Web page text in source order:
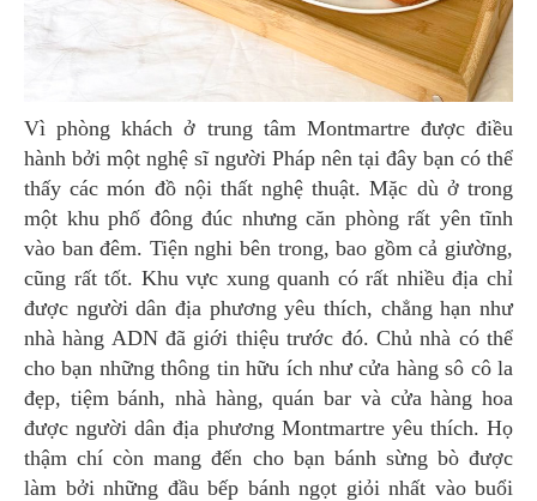
Vì phòng khách ở trung tâm Montmartre được điều
hành bởi một nghệ sĩ người Pháp nên tại đây bạn có thể
thấy các món đồ nội thất nghệ thuật. Mặc dù ở trong
một khu phố đông đúc nhưng căn phòng rất yên tĩnh
vào ban đêm. Tiện nghi bên trong, bao gồm cả giường,
cũng rất tốt. Khu vực xung quanh có rất nhiều địa chỉ
được người dân địa phương yêu thích, chẳng hạn như
nhà hàng ADN đã giới thiệu trước đó. Chủ nhà có thể
cho bạn những thông tin hữu ích như cửa hàng sô cô la
đẹp, tiệm bánh, nhà hàng, quán bar và cửa hàng hoa
được người dân địa phương Montmartre yêu thích. Họ
thậm chí còn mang đến cho bạn bánh sừng bò được
làm bởi những đầu bếp bánh ngọt giỏi nhất vào buổi